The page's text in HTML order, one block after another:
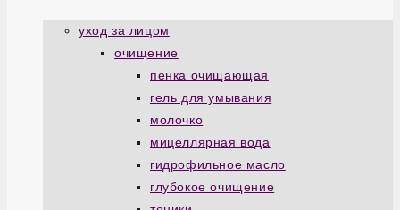
уход за лицом
очищение
пенка очищающая
гель для умывания
молочко
мицеллярная вода
гидрофильное масло
глубокое очищение